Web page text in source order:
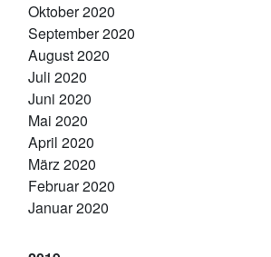
Oktober 2020
September 2020
August 2020
Juli 2020
Juni 2020
Mai 2020
April 2020
März 2020
Februar 2020
Januar 2020